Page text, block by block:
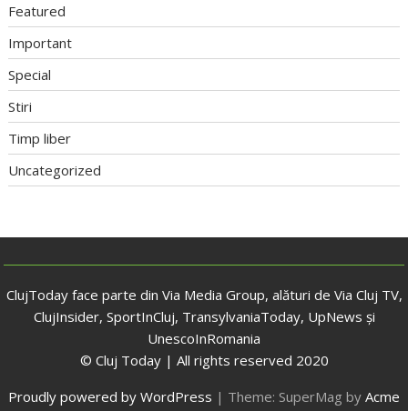
Featured
Important
Special
Stiri
Timp liber
Uncategorized
ClujToday face parte din Via Media Group, alături de Via Cluj TV,
ClujInsider, SportInCluj, TransylvaniaToday, UpNews și
UnescoInRomania
© Cluj Today | All rights reserved 2020
Proudly powered by WordPress | Theme: SuperMag by Acme